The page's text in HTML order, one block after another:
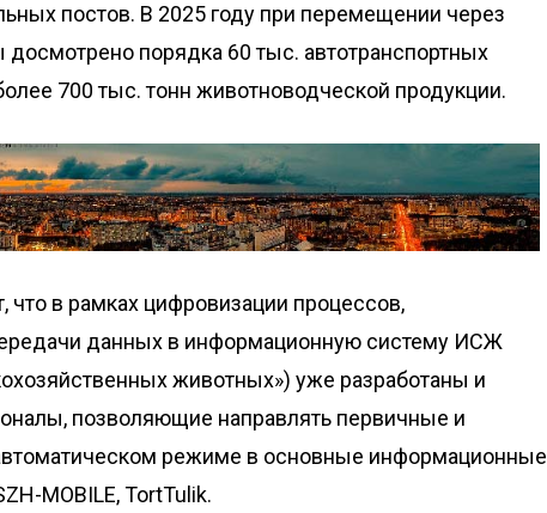
постов. В 2025 году при перемещении через
досмотрено порядка 60 тыс. автотранс­портных
700 тыс. тонн животноводческой продукции.
в рамках цифровизации процессов,
данных в информационную систему ИСЖ
животных») уже разработаны и
позволяющие направлять первичные и
режиме в основные информационные
MOBILE, TortTulik.